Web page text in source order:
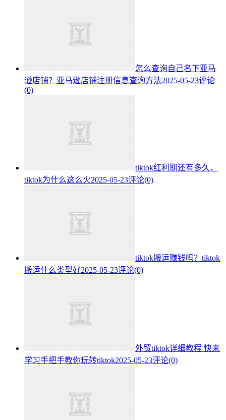
怎么查询自己名下亚马
逊店铺？亚马逊店铺注册信息查询方法2025-05-23评论
(0)
tiktok红利期还有多久，
tiktok为什么这么火2025-05-23评论(0)
tiktok搬运赚钱吗？tiktok
搬运什么类型好2025-05-23评论(0)
外贸tiktok详细教程 快来
学习手把手教你玩转tiktok2025-05-23评论(0)